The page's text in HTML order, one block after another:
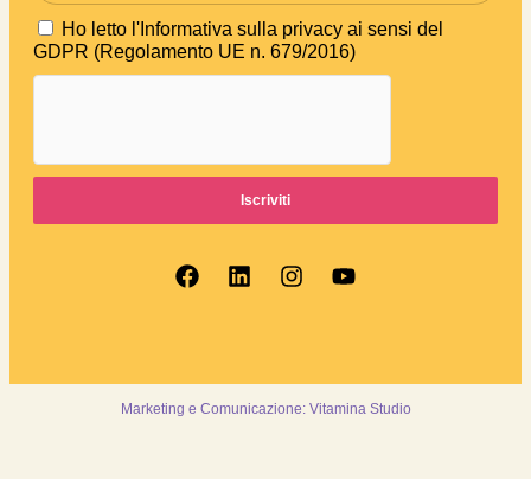
Ho letto l'Informativa sulla privacy ai sensi del
GDPR (Regolamento UE n. 679/2016)
Iscriviti
Marketing e Comunicazione: Vitamina Studio